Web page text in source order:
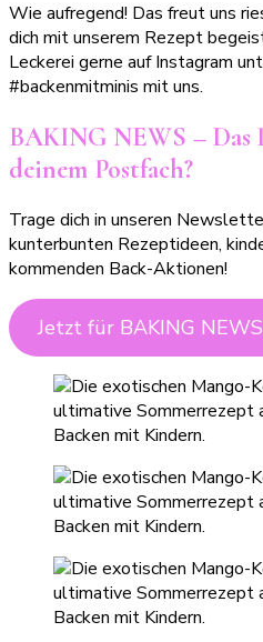
Wie aufregend! Das freut uns
dich mit unserem Rezept
Leckerei gerne auf Instagram
#backenmitminis mit uns.
BAKING NEWS –
deinem Postfach?
Trage dich in unseren
kunterbunten Rezeptideen,
kommenden Back-Aktionen!
Jetzt für BAKING